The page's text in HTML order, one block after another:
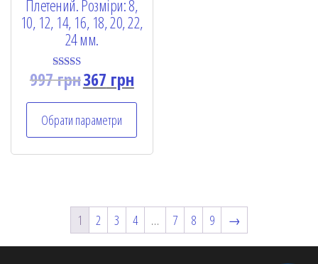
Плетений. Розміри: 8,
10, 12, 14, 16, 18, 20, 22,
24 мм.
Rated
5.00
997грн367 грн
Обрати параметри
1 2 3 4 … 7 8 9 →